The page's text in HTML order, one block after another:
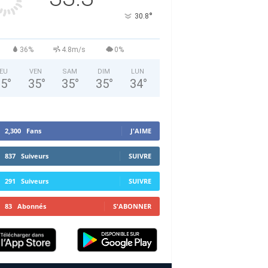
30.8°
36% 4.8m/s 0%
°
VEN
35°
SAM
35°
DIM
35°
LUN
34°
2,300 Fans J'AIME
837 Suiveurs SUIVRE
291 Suiveurs SUIVRE
83 Abonnés S'ABONNER